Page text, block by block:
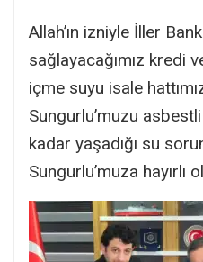
Allah’ın izniyle İller
sağlayacağımız kredi
içme suyu isale
Sungurlu’muzu
kadar yaşadığı su
Sungurlu’muza hayırlı